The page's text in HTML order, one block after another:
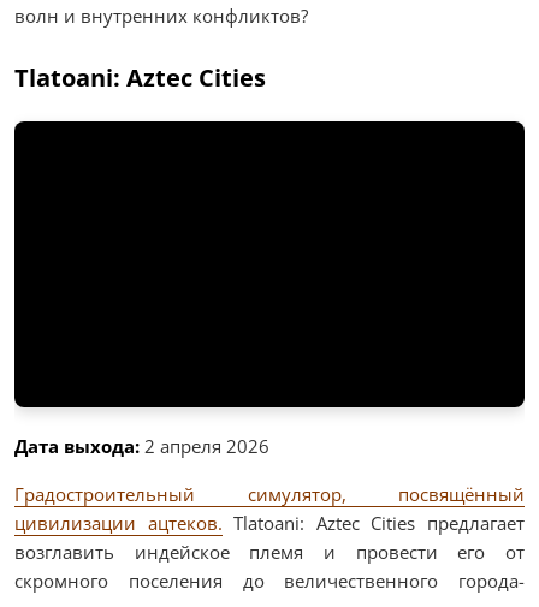
волн и внутренних конфликтов?
Tlatoani: Aztec Cities
Дата выхода: 2 апреля 2026
Градостроительный симулятор, посвящённый
цивилизации ацтеков. Tlatoani: Aztec Cities предлагает
возглавить индейское племя и провести его от
скромного поселения до величественного города-